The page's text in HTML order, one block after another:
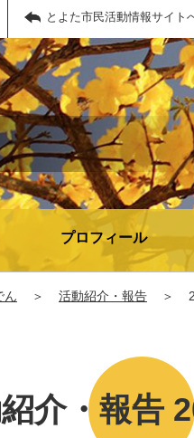
とよた市民活動情報サイト
プロフィール
ん ＞ 活動紹介・報告 ＞
介・報告